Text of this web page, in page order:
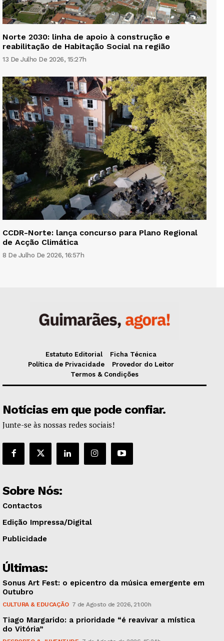
Norte 2030: linha de apoio à construção e
reabilitação de Habitação Social na região
13 De Julho De 2026, 15:27h
CCDR-Norte: lança concurso para Plano Regional
de Acção Climática
8 De Julho De 2026, 16:57h
Estatuto Editorial
Ficha Técnica
Política de Privacidade
Provedor do Leitor
Termos & Condições
Notícias em que pode confiar.
Junte-se às nossas redes sociais!
Sobre Nós:
Contactos
Edição Impressa/Digital
Publicidade
Últimas:
Sonus Art Fest: o epicentro da música emergente em
Outubro
CULTURA & EDUCAÇÃO 7 de Agosto de 2026, 21:00h
Tiago Margarido: a prioridade “é reavivar a mística
do Vitória”